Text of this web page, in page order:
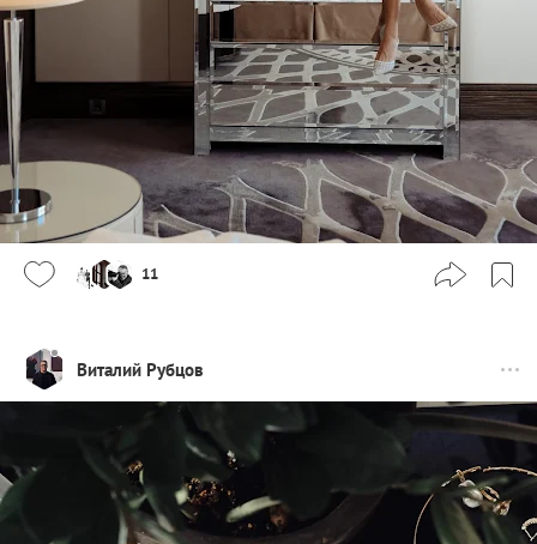
11
Виталий Рубцов